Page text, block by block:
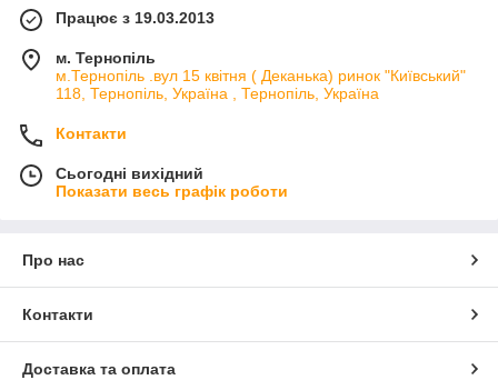
Працює з 19.03.2013
м. Тернопіль
м.Тернопіль .вул 15 квітня ( Деканька) ринок "Київський"
118, Тернопіль, Україна , Тернопіль, Україна
Контакти
Сьогодні вихідний
Показати весь графік роботи
Про нас
Контакти
Доставка та оплата